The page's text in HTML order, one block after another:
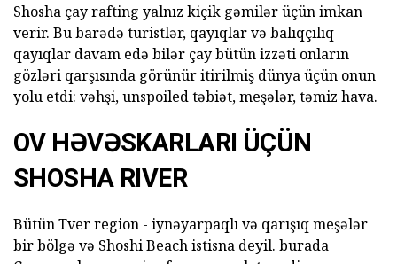
Shosha çay rafting yalnız kiçik gəmilər üçün imkan
verir. Bu barədə turistlər, qayıqlar və balıqçılıq
qayıqlar davam edə bilər çay bütün izzəti onların
gözləri qarşısında görünür itirilmiş dünya üçün onun
yolu etdi: vəhşi, unspoiled təbiət, meşələr, təmiz hava.
OV HƏVƏSKARLARI ÜÇÜN
SHOSHA RIVER
Bütün Tver region - iynəyarpaqlı və qarışıq meşələr
bir bölgə və Shoshi Beach istisna deyil. burada